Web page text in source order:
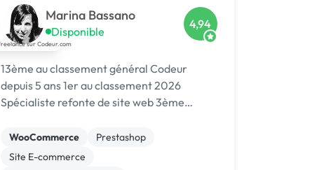
Marina Bassano
Disponible
4,94
13ème au classement général Codeur
depuis 5 ans 1er au classement 2026
Spécialiste refonte de site web 3ème
Dans le Top 10 du Meilleur Prestataire
Awards 2024
WooCommerce
Prestashop
Site E-commerce